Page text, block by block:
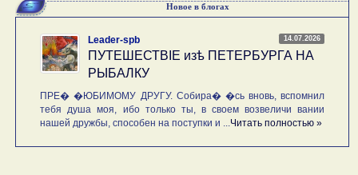
Новое в блогах
14.07.2026
Leader-spb
ПУТЕШЕСТВIE изѣ ПЕТЕРБУРГА НА
РЫБАЛКУ
ПРЕ� �ЮБИМОМУ ДРУГУ. Собира� �сь вновь, вспомнил
тебя душа моя, ибо только ты, в своем возвеличи вании
нашей дружбы, способен на поступки и ... Читать полностью »